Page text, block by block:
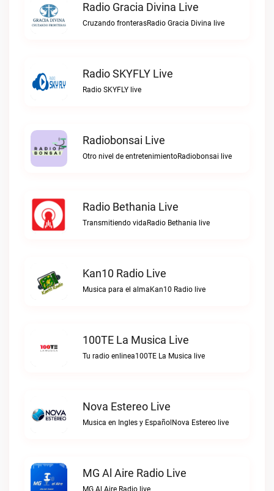
Radio Gracia Divina Live
Cruzando fronterasRadio Gracia Divina live
Radio SKYFLY Live
Radio SKYFLY live
Radiobonsai Live
Otro nivel de entretenimientoRadiobonsai live
Radio Bethania Live
Transmitiendo vidaRadio Bethania live
Kan10 Radio Live
Musica para el almaKan10 Radio live
100TE La Musica Live
Tu radio enlinea100TE La Musica live
Nova Estereo Live
Musica en Ingles y EspañolNova Estereo live
MG Al Aire Radio Live
MG Al Aire Radio live